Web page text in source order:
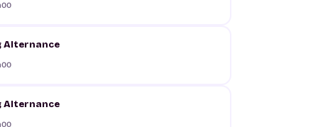
Alternance
Alternance